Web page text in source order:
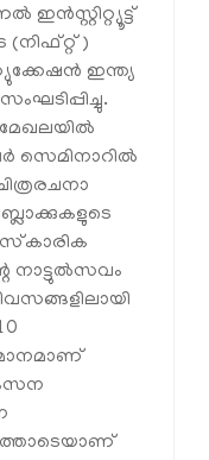
ഇന്‍സ്റ്റിറ്റ്യൂട്ട്
ഇന്ത്യ
സെമിനാറില്‍
നാട്ടുല്‍സവം